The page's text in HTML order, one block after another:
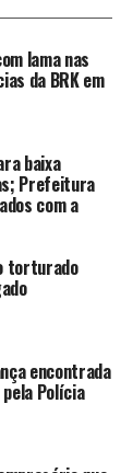
lama nas
da BRK em
baixa
Prefeitura
com a
torturado
encontrada
Polícia